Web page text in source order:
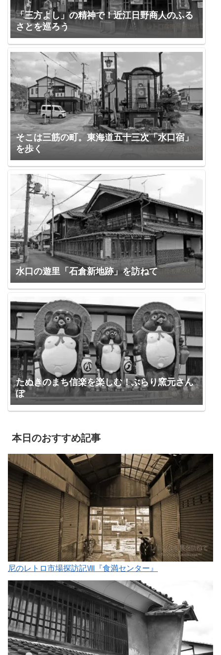
「三方よし」の精神で！近江日野商人のふる
さとを巡ろう
そこは三筋の町。東海道五十三次「水口宿」
を歩く
水口の遊里「石倉新地跡」を訪ねて
たぬきのまち信楽を楽しむ！ぶらり窯元さん
ぽ
本日のおすすめ記事
尼のレトロ市場探訪記Ⅷ『食満センター』